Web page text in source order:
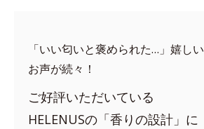
「いい匂いと褒められた…」嬉しい
お声が続々！
ご好評いただいている
HELENUSの「香りの設計」に